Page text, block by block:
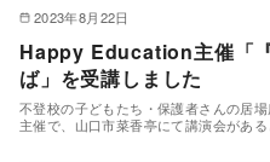
2023年8月22日
Happy Education主催「
ば」を受講しました
不登校の子どもたち・保護者さんの居
主催で、山口市菜香亭にて講演会があ